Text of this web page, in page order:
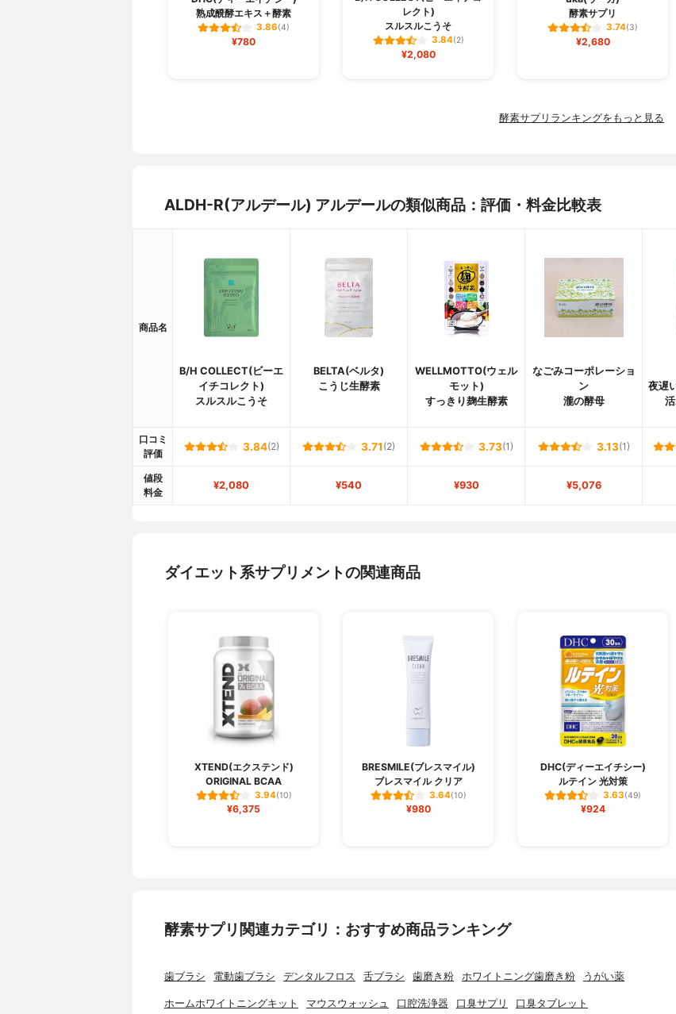
熟成醗酵エキス＋酵素
3.86(4)
¥780
レクト)
スルスルこうそ
3.84(2)
¥2,080
酵素サプリ
3.74(3)
¥2,680
酵素サプリランキングをもっと見る
ALDH-R(アルデール) アルデールの類似商品：評価・料金比較表
商品名
B/H COLLECT(ビーエ
イチコレクト)
スルスルこうそ
BELTA(ベルタ)
こうじ生酵素
WELLMOTTO(ウェル
モット)
すっきり麹生酵素
なごみコーポレーショ
ン
瀧の酵母
夜遅
口コミ
評価
3.84(2) 3.71 (2) 3.73(1) 3.13(1)
値段
料金
¥2,080 ¥540 ¥930 ¥5,076
ダイエット系サプリメントの関連商品
XTEND(エクステンド)
ORIGINAL BCAA
3.94(10)
¥6,375
BRESMILE(ブレスマイル)
ブレスマイル クリア
3.64(10)
¥980
DHC(ディーエイチシー)
ルテイン 光対策
3.63(49)
¥924
酵素サプリ関連カテゴリ：おすすめ商品ランキング
歯ブラシ 電動歯ブラシ デンタルフロス 舌ブラシ 歯磨き粉 ホワイトニング歯磨き粉 うがい薬
ホームホワイトニングキット マウスウォッシュ 口腔洗浄器 口臭サプリ 口臭タブレット